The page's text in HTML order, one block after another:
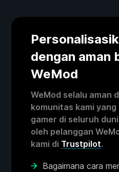
dengan aman
WeMod
WeMod selalu aman
komunitas kami
gamer di seluruh
oleh pelanggan
kami di Trustpilot.
Bagaimana cara